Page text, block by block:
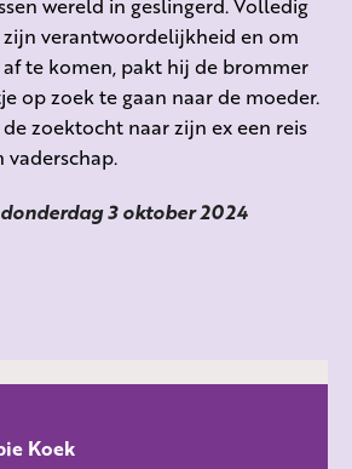
wereld in geslingerd. Volledig
verantwoordelijkheid en om
te komen, pakt hij de brommer
op zoek te gaan naar de moeder.
zoektocht naar zijn ex een reis
vaderschap.
3 oktober 2024
Koek